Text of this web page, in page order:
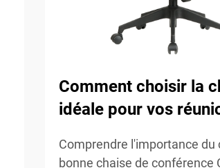
Comment choisir la
idéale pour vos
Comprendre l'importance du
bonne chaise de conférence